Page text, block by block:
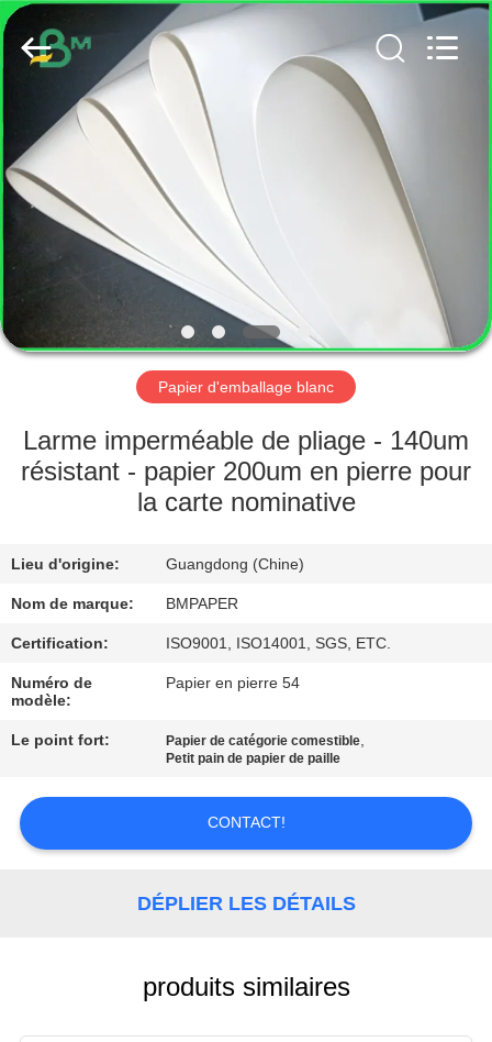
MAISON
PRODUITS
SUJET
DE
NOUS
VISITE
D'USINE
DE
QUALITÉ
CONTACTEZ-
NOUS
CAS
GUANGZHOU
BMPAPER
CO.,
LTD..
All
Papier d'emballage blanc
Larme imperméable de pliage - 140um
résistant - papier 200um en pierre pour
la carte nominative
Lieu d'origine: Guangdong (Chine)
Nom de marque: BMPAPER
Certification: ISO9001, ISO14001, SGS, ETC.
Numéro de
modèle:
Papier en pierre 54
Le point fort: Papier de catégorie comestible,
Petit pain de papier de paille
CONTACT!
DÉPLIER LES DÉTAILS
produits similaires